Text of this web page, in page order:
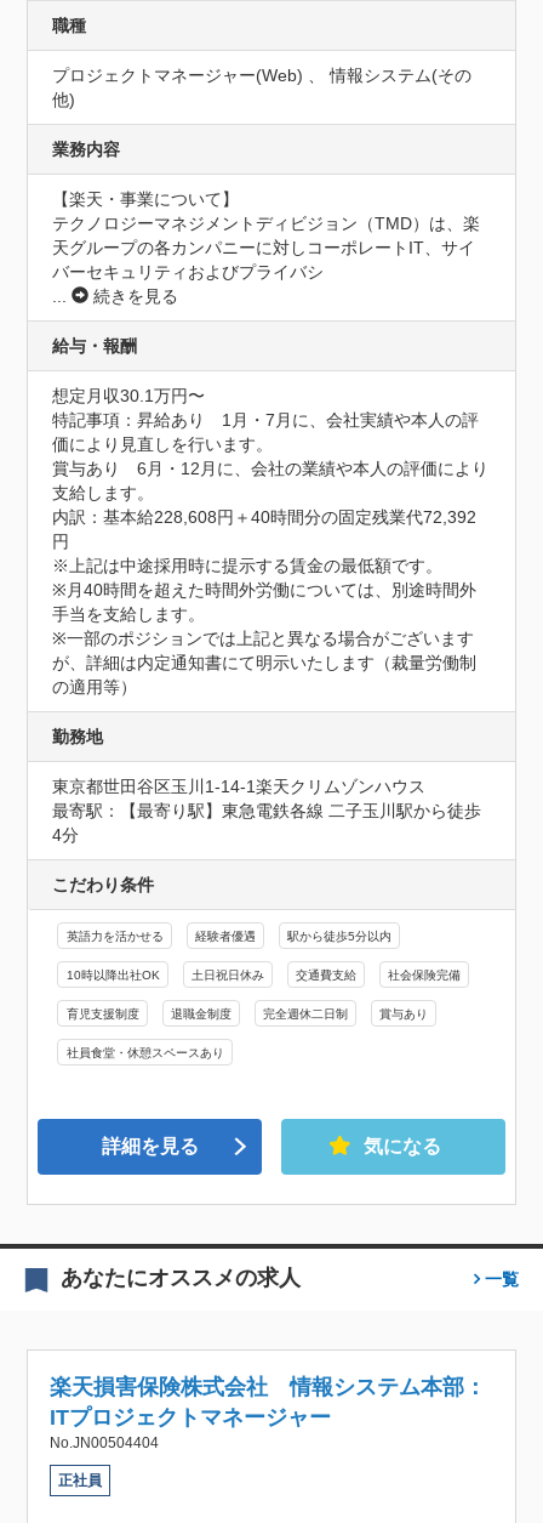
職種
プロジェクトマネージャー(Web) 、 情報システム(その
他)
業務内容
【楽天・事業について】
テクノロジーマネジメントディビジョン（TMD）は、楽
天グループの各カンパニーに対しコーポレートIT、サイ
バーセキュリティおよびプライバシ
...
続きを見る
給与・報酬
想定月収30.1万円〜
特記事項：昇給あり　1月・7月に、会社実績や本人の評
価により見直しを行います。
賞与あり　6月・12月に、会社の業績や本人の評価により
支給します。
内訳：基本給228,608円＋40時間分の固定残業代72,392
円
※上記は中途採用時に提示する賃金の最低額です。
※月40時間を超えた時間外労働については、別途時間外
手当を支給します。
※一部のポジションでは上記と異なる場合がございます
が、詳細は内定通知書にて明示いたします（裁量労働制
の適用等）
勤務地
東京都世田谷区玉川1-14-1楽天クリムゾンハウス
最寄駅：【最寄り駅】東急電鉄各線 二子玉川駅から徒歩
4分
こだわり条件
英語力を活かせる 経験者優遇 駅から徒歩5分以内
10時以降出社OK 土日祝日休み 交通費支給 社会保険完備
育児支援制度 退職金制度 完全週休二日制 賞与あり
社員食堂・休憩スペースあり
詳細を見る 気になる
あなたにオススメの求人 一覧
楽天損害保険株式会社 情報システム本部：
ITプロジェクトマネージャー
No.JN00504404
正社員